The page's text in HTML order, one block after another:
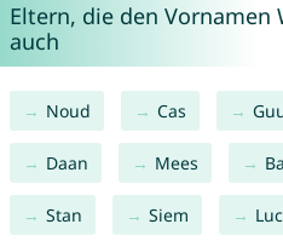
Eltern, die den
auch
Noud Cas
Daan Mees
Stan Siem